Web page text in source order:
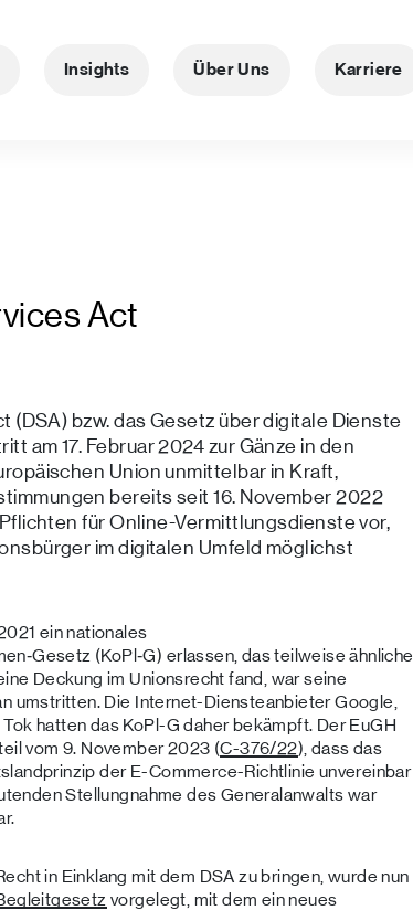
Insights Über Uns Karriere
Act
(DSA) bzw. das Gesetz über digitale Dienste
am 17. Februar 2024 zur Gänze in den
Union unmittelbar in Kraft,
bereits seit 16. November 2022
für Online-Vermittlungsdienste vor,
im digitalen Umfeld möglichst
ein nationales
(KoPl‑G) erlassen, das teilweise ähnliche
Deckung im Unionsrecht fand, war seine
umstritten. Die Internet-Diensteanbieter Google,
hatten das KoPl-G daher bekämpft. Der EuGH
vom 9. November 2023 (C-376/22), dass das
der E-Commerce-Richtlinie unvereinbar
Stellungnahme des Generalanwalts war
in Einklang mit dem DSA zu bringen, wurde nun
vorgelegt, mit dem ein neues